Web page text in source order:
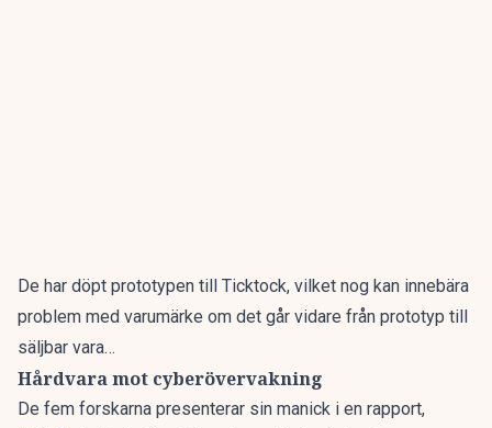
De har döpt prototypen till Ticktock, vilket nog kan innebära
problem med varumärke om det går vidare från prototyp till
säljbar vara…
Hårdvara mot cyberövervakning
De fem forskarna presenterar sin manick i en rapport,